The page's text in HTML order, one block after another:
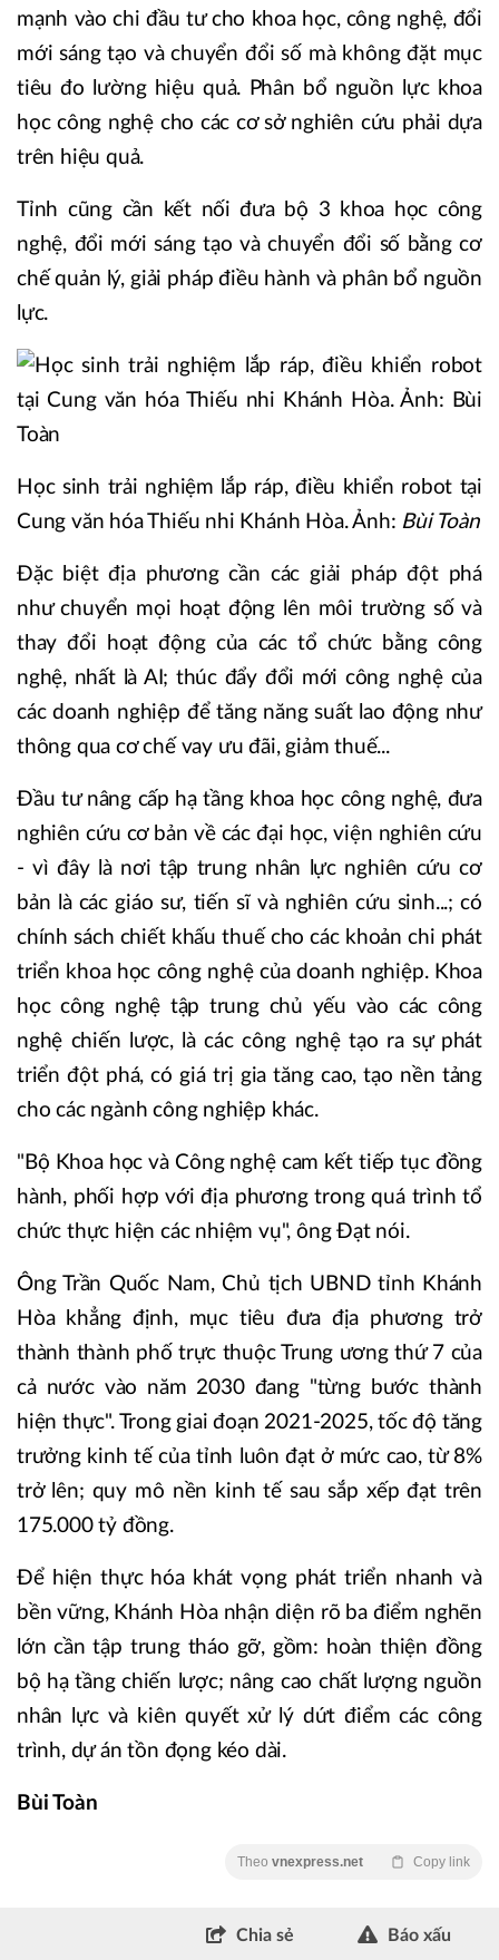
mạnh vào chi đầu tư cho khoa học, công nghệ, đổi
mới sáng tạo và chuyển đổi số mà không đặt mục
tiêu đo lường hiệu quả. Phân bổ nguồn lực khoa
học công nghệ cho các cơ sở nghiên cứu phải dựa
trên hiệu quả.
Tỉnh cũng cần kết nối đưa bộ 3 khoa học công
nghệ, đổi mới sáng tạo và chuyển đổi số bằng cơ
chế quản lý, giải pháp điều hành và phân bổ nguồn
lực.
Học sinh trải nghiệm lắp ráp, điều khiển robot tại
Cung văn hóa Thiếu nhi Khánh Hòa. Ảnh: Bùi Toàn
Đặc biệt địa phương cần các giải pháp đột phá
như chuyển mọi hoạt động lên môi trường số và
thay đổi hoạt động của các tổ chức bằng công
nghệ, nhất là AI; thúc đẩy đổi mới công nghệ của
các doanh nghiệp để tăng năng suất lao động như
thông qua cơ chế vay ưu đãi, giảm thuế...
Đầu tư nâng cấp hạ tầng khoa học công nghệ, đưa
nghiên cứu cơ bản về các đại học, viện nghiên cứu
- vì đây là nơi tập trung nhân lực nghiên cứu cơ
bản là các giáo sư, tiến sĩ và nghiên cứu sinh...; có
chính sách chiết khấu thuế cho các khoản chi phát
triển khoa học công nghệ của doanh nghiệp. Khoa
học công nghệ tập trung chủ yếu vào các công
nghệ chiến lược, là các công nghệ tạo ra sự phát
triển đột phá, có giá trị gia tăng cao, tạo nền tảng
cho các ngành công nghiệp khác.
"Bộ Khoa học và Công nghệ cam kết tiếp tục đồng
hành, phối hợp với địa phương trong quá trình tổ
chức thực hiện các nhiệm vụ", ông Đạt nói.
Ông Trần Quốc Nam, Chủ tịch UBND tỉnh Khánh
Hòa khẳng định, mục tiêu đưa địa phương trở
thành thành phố trực thuộc Trung ương thứ 7 của
cả nước vào năm 2030 đang "từng bước thành
hiện thực". Trong giai đoạn 2021-2025, tốc độ tăng
trưởng kinh tế của tỉnh luôn đạt ở mức cao, từ 8%
trở lên; quy mô nền kinh tế sau sắp xếp đạt trên
175.000 tỷ đồng.
Để hiện thực hóa khát vọng phát triển nhanh và
bền vững, Khánh Hòa nhận diện rõ ba điểm nghẽn
lớn cần tập trung tháo gỡ, gồm: hoàn thiện đồng
bộ hạ tầng chiến lược; nâng cao chất lượng nguồn
nhân lực và kiên quyết xử lý dứt điểm các công
trình, dự án tồn đọng kéo dài.
Bùi Toàn
Theo vnexpress.net Copy link
Chia sẻ Báo xấu